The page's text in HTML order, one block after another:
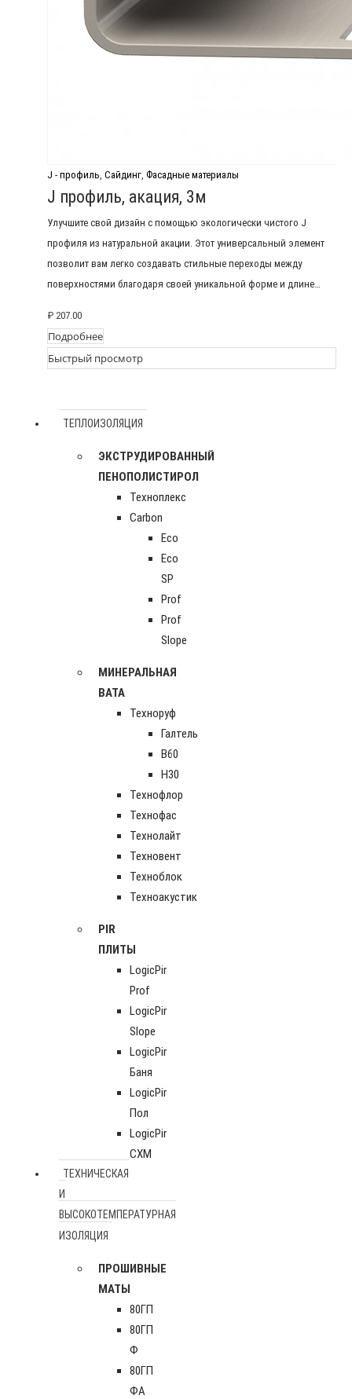
J - профиль Сайдинг Фасадные материалы
J профиль, акация, 3м
Улучшите свой дизайн с помощью экологически чистого J
профиля из натуральной акации. Этот универсальный элемент
позволит вам легко создавать стильные переходы между
поверхностями благодаря своей уникальной форме и длине…
₽ 207.00
Подробнее
Быстрый просмотр
ТЕПЛОИЗОЛЯЦИЯ
ЭКСТРУДИРОВАННЫЙ
ПЕНОПОЛИСТИРОЛ
Техноплекс
Carbon
Eco
Eco
SP
Prof
Prof
Slope
МИНЕРАЛЬНАЯ
ВАТА
Техноруф
Галтель
В60
Н30
Технофлор
Технофас
Технолайт
Техновент
Техноблок
Техноакустик
PIR
ПЛИТЫ
LogicPir
Prof
LogicPir
Slope
LogicPir
Баня
LogicPir
Пол
LogicPir
СХМ
ТЕХНИЧЕСКАЯ
И
ВЫСОКОТЕМПЕРАТУРНАЯ
ИЗОЛЯЦИЯ
ПРОШИВНЫЕ
МАТЫ
80ГП
80ГП
Ф
80ГП
ФА